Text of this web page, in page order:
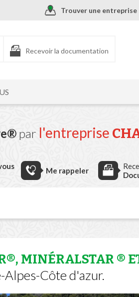
Trouver une entreprise
Recevoir la documentation
par l'entreprise
Me rappeler
MINÉRALSTAR ®
Alpes-Côte d'azur.